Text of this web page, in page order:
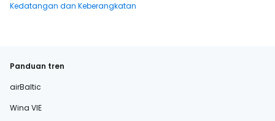
Kedatangan dan Keberangkatan
Panduan tren
airBaltic
Wina VIE